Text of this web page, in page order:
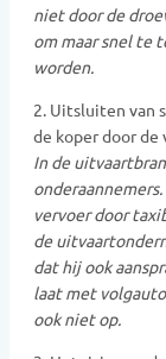
niet door de
om maar snel te
worden.
2. Uitsluiten van
de koper door
In de
vervoer door
de
dat hij ook
laat met
ook niet op.